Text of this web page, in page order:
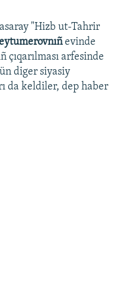
"Hizb ut-Tahrir
evinde
çıqarılması arfesinde
diger siyasiy
da keldiler, dep haber